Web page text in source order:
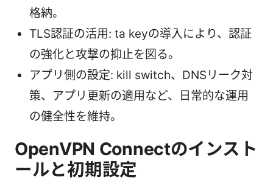
格納。
TLS認証の活用: ta keyの導入により、認証
の強化と攻撃の抑止を図る。
アプリ側の設定: kill switch、DNSリーク対
策、アプリ更新の適用など、日常的な運用
の健全性を維持。
OpenVPN Connectのインスト
ールと初期設定